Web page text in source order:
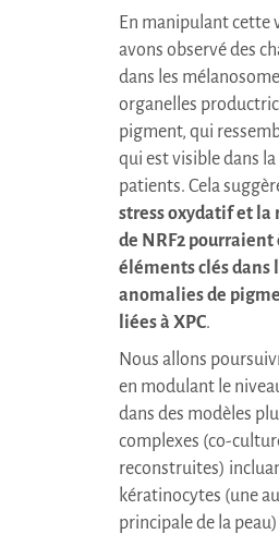
En manipulant cette
avons observé des
dans les
organelles
pigment, qui
qui est visible dans la
patients. Cela
stress oxydatif et la
de NRF2 pourraient
éléments clés dans
anomalies de
liées àXPC.
Nous allons
en modulant le
dans des modèles
complexes (co-
reconstruites)
kératinocytes (une
principale de la